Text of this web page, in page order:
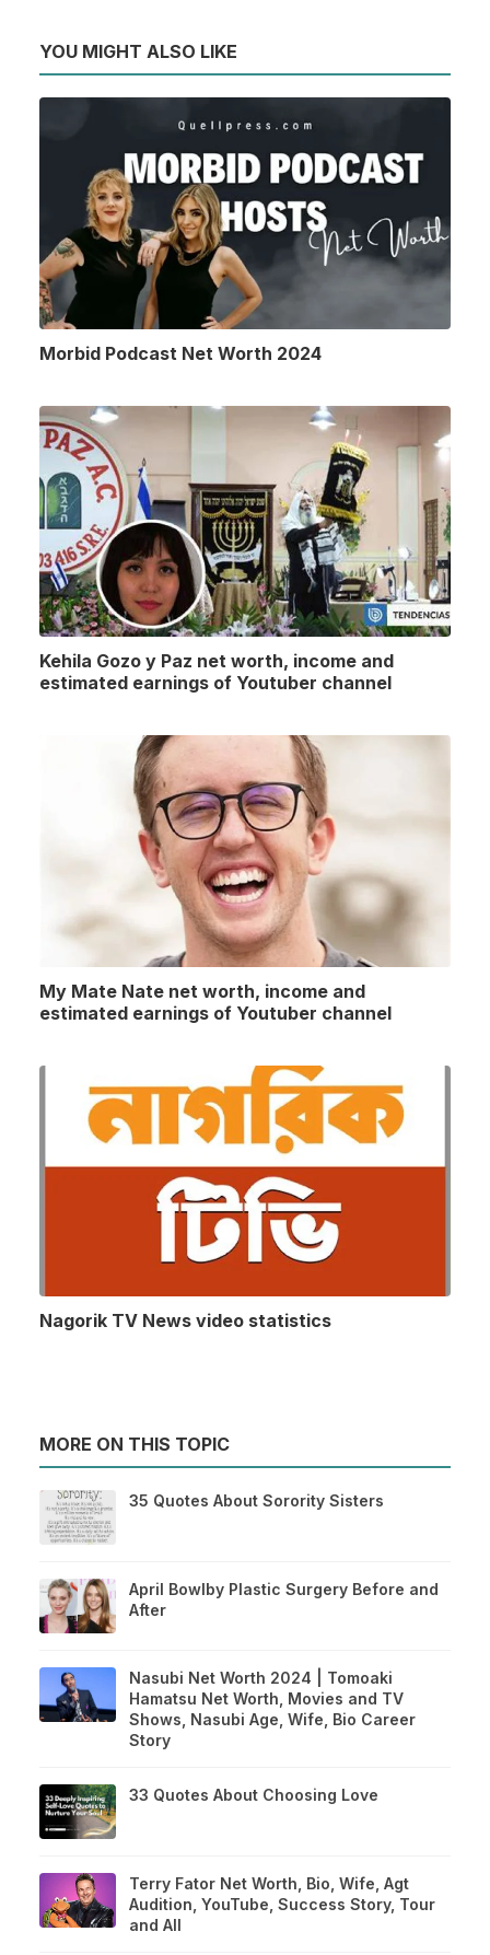
YOU MIGHT ALSO LIKE
Morbid Podcast Net Worth 2024
Kehila Gozo y Paz net worth, income and
estimated earnings of Youtuber channel
My Mate Nate net worth, income and
estimated earnings of Youtuber channel
Nagorik TV News video statistics
MORE ON THIS TOPIC
35 Quotes About Sorority Sisters
April Bowlby Plastic Surgery Before and
After
Nasubi Net Worth 2024 | Tomoaki
Hamatsu Net Worth, Movies and TV
Shows, Nasubi Age, Wife, Bio Career
Story
33 Quotes About Choosing Love
Terry Fator Net Worth, Bio, Wife, Agt
Audition, YouTube, Success Story, Tour
and All